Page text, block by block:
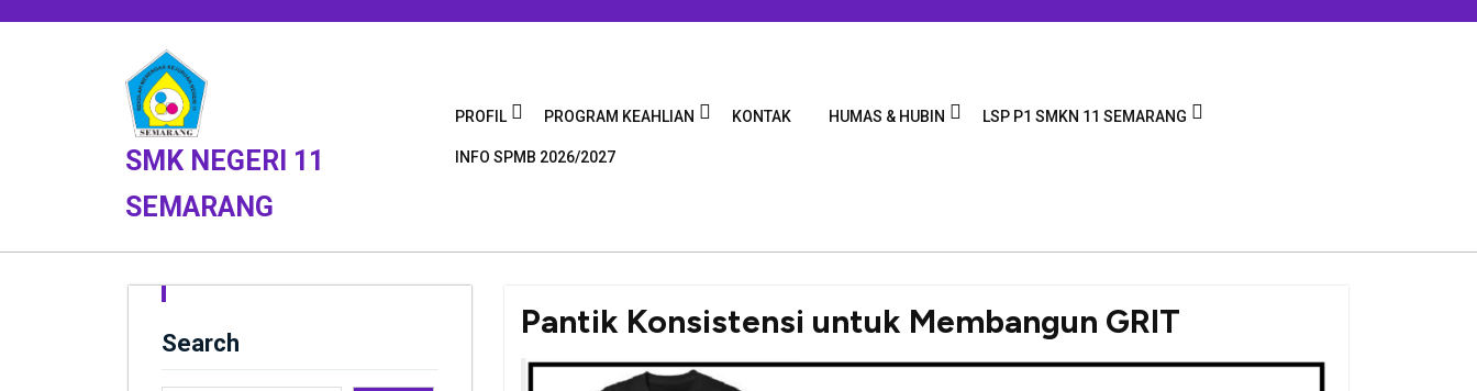
SMK NEGERI 11
SEMARANG
PROFIL PROGRAM KEAHLIAN KONTAK HUMAS & HUBIN LSP P1 SMKN 11 SEMARANG
INFO SPMB 2026/2027
Pantik Konsistensi untuk Membangun GRIT
Search